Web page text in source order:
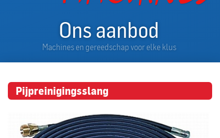
Ons aanbod
Machines en gereedschap voor elke klus
Pijpreinigingsslang